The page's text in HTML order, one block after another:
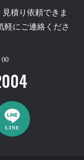
積り依頼できま
軽にご連絡くださ
LINE